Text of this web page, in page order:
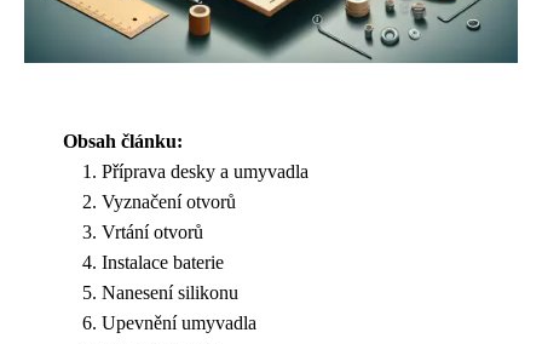
Obsah článku:
Příprava desky a umyvadla
Vyznačení otvorů
Vrtání otvorů
Instalace baterie
Nanesení silikonu
Upevnění umyvadla